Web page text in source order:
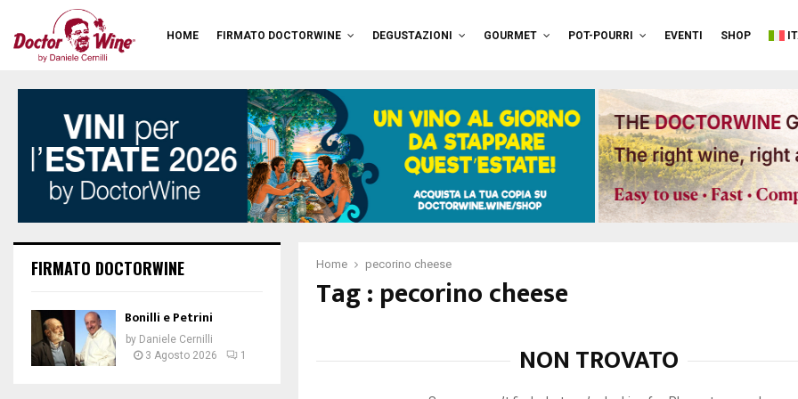
HOME FIRMATO DOCTORWINE DEGUSTAZIONI GOURMET POT-POURRI EVENTI SHOP
Home pecorino cheese
Tag : pecorino cheese
NON TROVATO
FIRMATO DOCTORWINE
Bonilli e Petrini
by Daniele Cernilli
3 Agosto 2026
1